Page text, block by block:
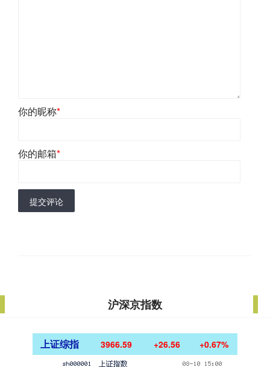
你的昵称*
你的邮箱*
提交评论
沪深京指数
上证综指 3966.59 +26.56 +0.67%